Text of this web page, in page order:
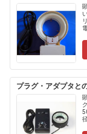
プラグ・アダプタと